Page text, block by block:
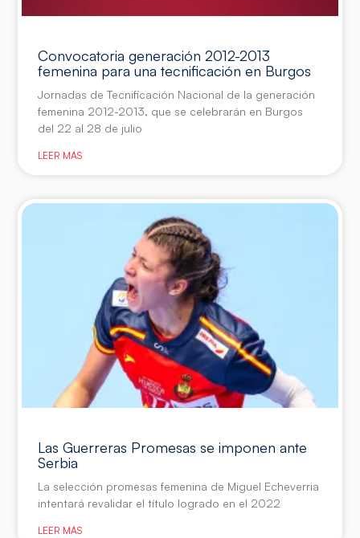
Convocatoria generación 2012-2013
femenina para una tecnificación en Burgos
Jornadas de Tecnificación Nacional de la generación
femenina 2012-2013, que se celebrarán en Burgos
del 22 al 28 de julio
LEER MÁS
Las Guerreras Promesas se imponen ante
Serbia
La selección promesas femenina de Miguel Echeverria
intentará revalidar el título logrado en el 2022
LEER MÁS